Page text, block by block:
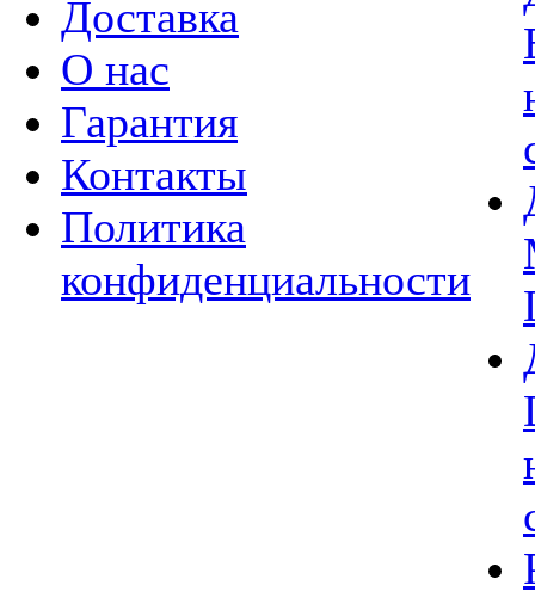
Доставка
О нас
Гарантия
Контакты
Политика
конфиденциальности